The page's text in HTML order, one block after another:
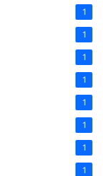
1
1
1
1
1
1
1
1